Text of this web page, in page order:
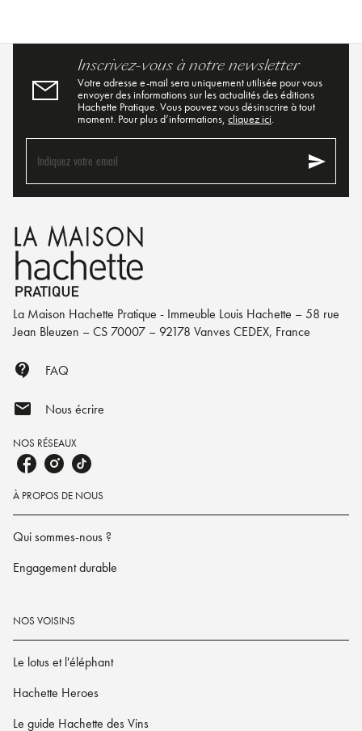
Inscrivez-vous à notre newsletter
Votre adresse e-mail sera uniquement utilisée pour vous
envoyer des informations sur les actualités des éditions
Hachette Pratique. Vous pouvez vous désinscrire à tout
moment. Pour plus d’informations, cliquez ici.
Indiquez votre email send
La Maison Hachette Pratique - Immeuble Louis Hachette – 58 rue
Jean Bleuzen – CS 70007 – 92178 Vanves CEDEX, France
contact_support FAQ
mail Nous écrire
NOS RÉSEAUX
À PROPOS DE NOUS
Qui sommes-nous ?
Engagement durable
NOS VOISINS
Le lotus et l'éléphant
Hachette Heroes
Le guide Hachette des Vins